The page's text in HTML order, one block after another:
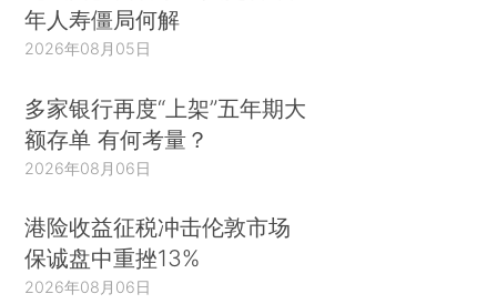
年人寿僵局何解
2026年08月05日
多家银行再度“上架”五年期大
额存单 有何考量？
2026年08月06日
港险收益征税冲击伦敦市场
保诚盘中重挫13%
2026年08月06日